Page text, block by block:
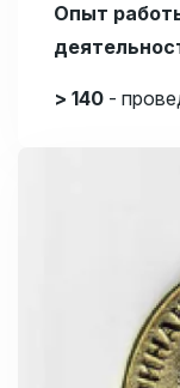
Опыт
> 140 -